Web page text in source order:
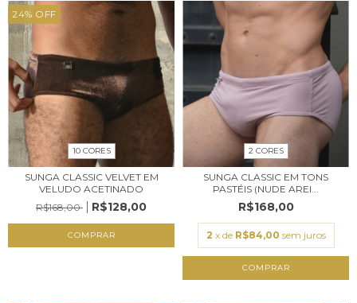
24% OFF
10 CORES
SUNGA CLASSIC VELVET EM
VELUDO ACETINADO
R$168,00
R$128,00
COMPRAR
2 CORES
SUNGA CLASSIC EM TONS
PASTÉIS (NUDE AREI...
R$168,00
2 x de R$84,00 sem juros
COMPRAR